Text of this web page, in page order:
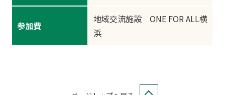
参加費
地域交流施設 ONE FOR ALL横
浜